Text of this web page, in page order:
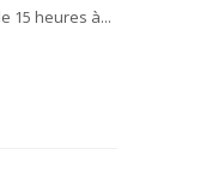
15 heures à...